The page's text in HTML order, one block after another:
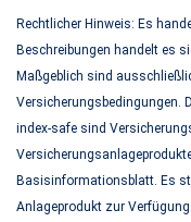
Rechtlicher Hinweis: Es
Beschreibungen handelt es
Maßgeblich sind
Versicherungsbedingungen.
index-safe sind
Basisinformationsblatt. Es
Anlageprodukt zur